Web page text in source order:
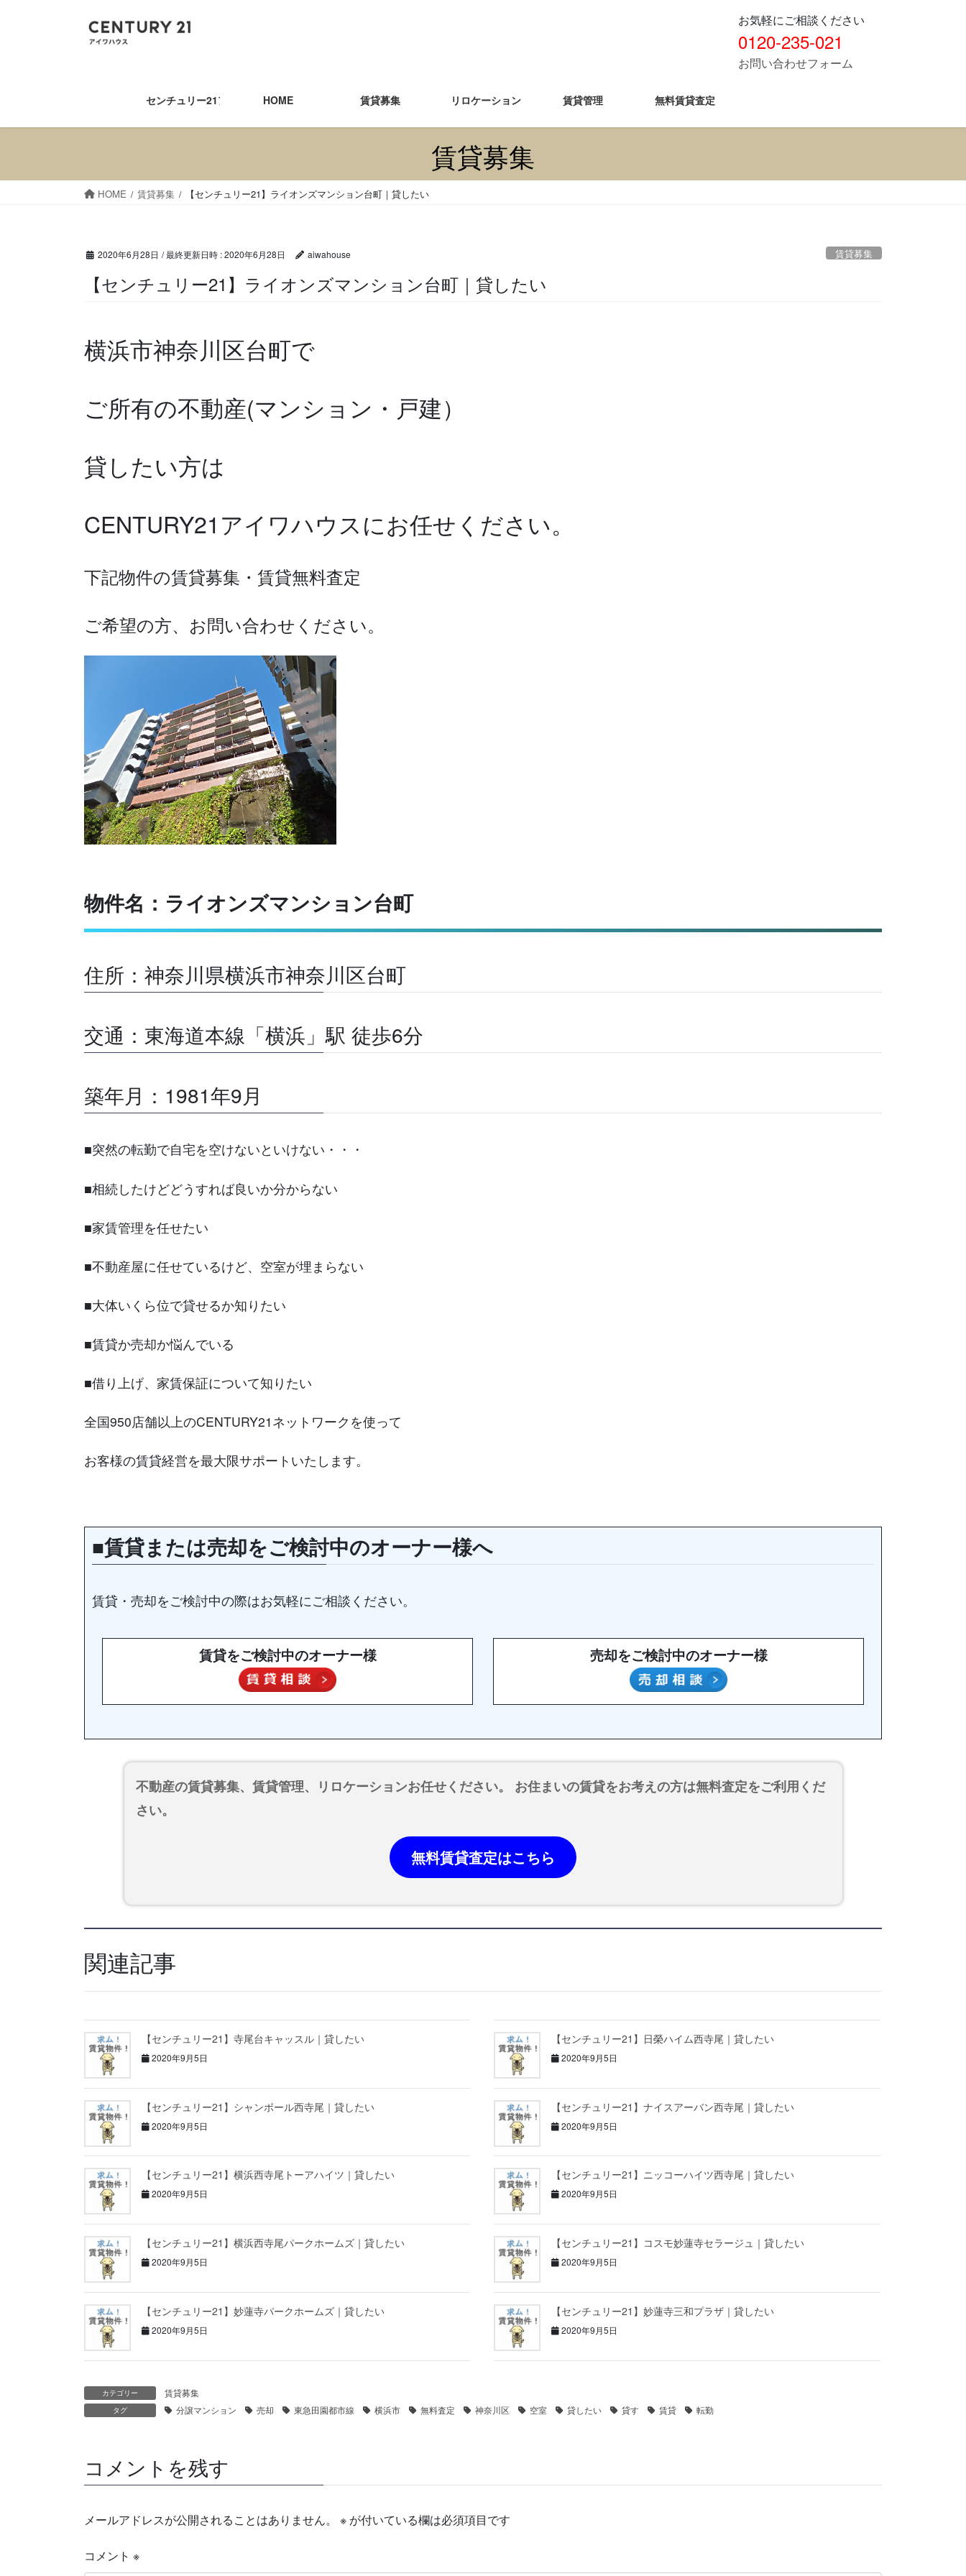
キ
に
お気軽にご相談ください
0120-235-021
お問い合わせフォーム
センチュリー21アイワハウスHOME 賃貸募集 リロケーション 賃貸管理 無料賃貸査定
賃貸募集
HOME 賃貸募集 【センチュリー21】ライオンズマンション台町｜貸したい
2020年6月28日 / 最終更新日時 :2020年6月28日 aiwahouse 賃貸募集
【センチュリー21】ライオンズマンション台町｜貸したい
横浜市神奈川区台町で
ご所有の不動産(マンション・戸建）
貸したい方は
CENTURY21アイワハウスにお任せください。
下記物件の賃貸募集・賃貸無料査定
ご希望の方、お問い合わせください。
物件名：ライオンズマンション台町
住所：神奈川県横浜市神奈川区台町
交通：東海道本線「横浜」駅 徒歩6分
築年月：1981年9月
■突然の転勤で自宅を空けないといけない・・・
■相続したけどどうすれば良いか分からない
■家賃管理を任せたい
■不動産屋に任せているけど、空室が埋まらない
■大体いくら位で貸せるか知りたい
■賃貸か売却か悩んでいる
■借り上げ、家賃保証について知りたい
全国950店舗以上のCENTURY21ネットワークを使って
お客様の賃貸経営を最大限サポートいたします。
■賃貸または売却をご検討中のオーナー様へ
賃貸・売却をご検討中の際はお気軽にご相談ください。
賃貸をご検討中のオーナー様 売却をご検討中のオーナー様
不動産の賃貸募集、賃貸管理、リロケーションお任せください。 お住まいの賃貸をお考えの方は無料査定をご利用くだ
さい。
無料賃貸査定はこちら
関連記事
【センチュリー21】寺尾台キャッスル｜貸したい
2020年9月5日
【センチュリー21】日榮ハイム西寺尾｜貸したい
2020年9月5日
【センチュリー21】シャンボール西寺尾｜貸したい
2020年9月5日
【センチュリー21】ナイスアーバン西寺尾｜貸したい
2020年9月5日
【センチュリー21】横浜西寺尾トーアハイツ｜貸したい
2020年9月5日
【センチュリー21】ニッコーハイツ西寺尾｜貸したい
2020年9月5日
【センチュリー21】横浜西寺尾パークホームズ｜貸したい
2020年9月5日
【センチュリー21】コスモ妙蓮寺セラージュ｜貸したい
2020年9月5日
【センチュリー21】妙蓮寺パークホームズ｜貸したい
2020年9月5日
【センチュリー21】妙蓮寺三和プラザ｜貸したい
2020年9月5日
カテゴリー 賃貸募集
タグ 分譲マンション 売却 東急田園都市線 横浜市 無料査定 神奈川区 空室 貸したい 貸す 賃貸 転勤
コメントを残す
メールアドレスが公開されることはありません。 ※ が付いている欄は必須項目です
コメント ※